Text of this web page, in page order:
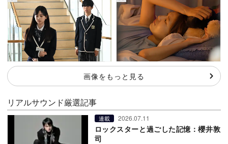
画像をもっと見る
リアルサウンド厳選記事
連載 2026.07.11
ロックスターと過ごした記憶：櫻井敦
司